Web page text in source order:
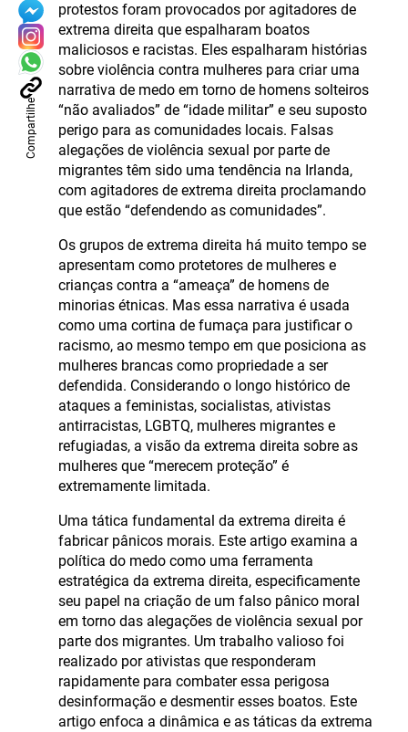
Compartilhe
protestos foram provocados por agitadores de
extrema direita que espalharam boatos
maliciosos e racistas. Eles espalharam histórias
sobre violência contra mulheres para criar uma
narrativa de medo em torno de homens solteiros
“não avaliados” de “idade militar” e seu suposto
perigo para as comunidades locais. Falsas
alegações de violência sexual por parte de
migrantes têm sido uma tendência na Irlanda,
com agitadores de extrema direita proclamando
que estão “defendendo as comunidades”.
Os grupos de extrema direita há muito tempo se
apresentam como protetores de mulheres e
crianças contra a “ameaça” de homens de
minorias étnicas. Mas essa narrativa é usada
como uma cortina de fumaça para justificar o
racismo, ao mesmo tempo em que posiciona as
mulheres brancas como propriedade a ser
defendida. Considerando o longo histórico de
ataques a feministas, socialistas, ativistas
antirracistas, LGBTQ, mulheres migrantes e
refugiadas, a visão da extrema direita sobre as
mulheres que “merecem proteção” é
extremamente limitada.
Uma tática fundamental da extrema direita é
fabricar pânicos morais. Este artigo examina a
política do medo como uma ferramenta
estratégica da extrema direita, especificamente
seu papel na criação de um falso pânico moral
em torno das alegações de violência sexual por
parte dos migrantes. Um trabalho valioso foi
realizado por ativistas que responderam
rapidamente para combater essa perigosa
desinformação e desmentir esses boatos. Este
artigo enfoca a dinâmica e as táticas da extrema